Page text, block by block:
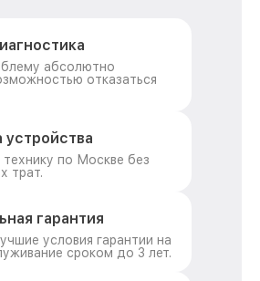
абсолютно
отказаться
устройства
по Москве без
трат.
гарантия
условия гарантии на
сроком до 3 лет.